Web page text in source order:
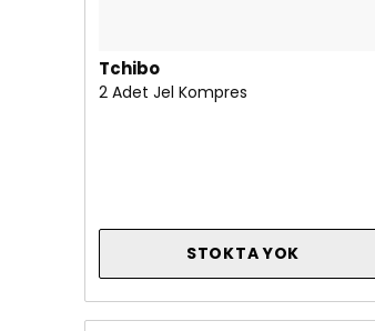
Tchibo
2 Adet Jel Kompres
STOKTA YOK